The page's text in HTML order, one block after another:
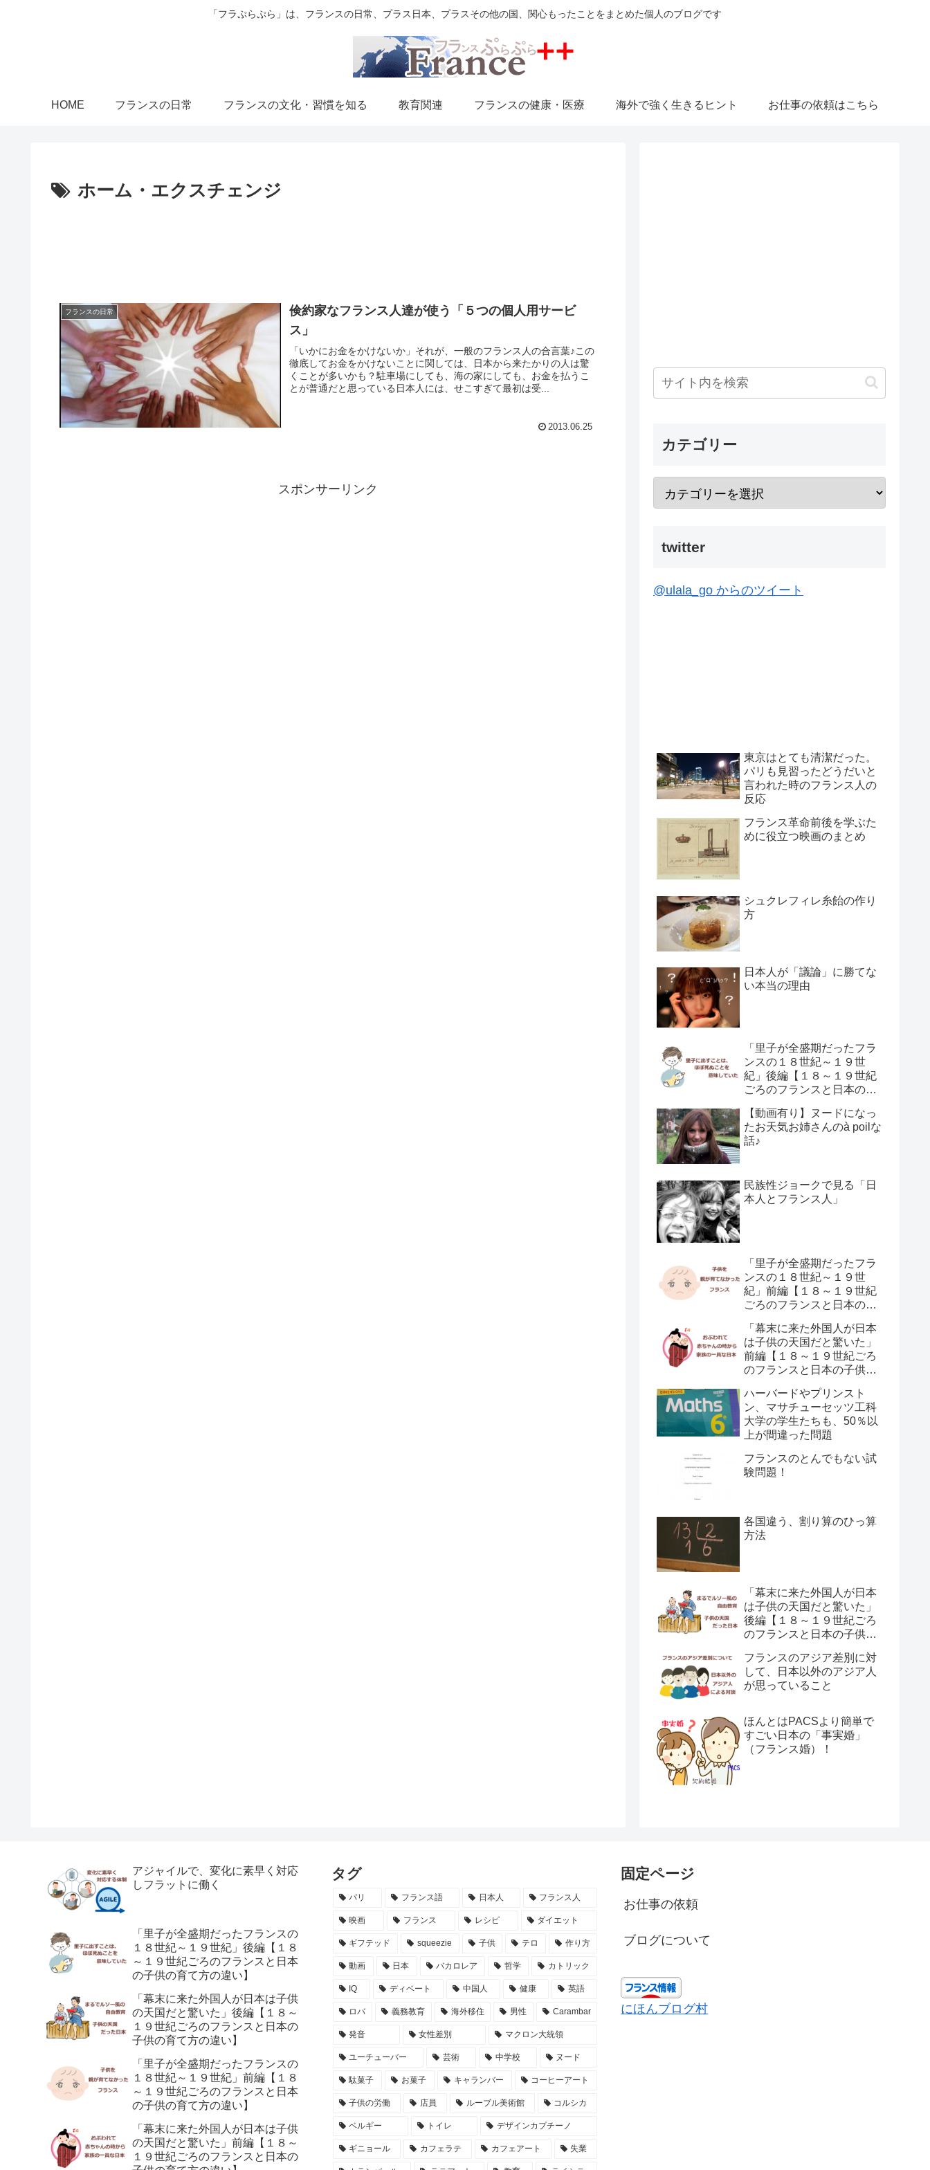
「フラぷらぷら」は、フランスの日常、プラス日本、プラスその他の国、関心もったことをまとめた個人のブログです
HOME フランスの日常 フランスの文化・習慣を知る 教育関連 フランスの健康・医療 海外で強く生きるヒント お仕事の依頼はこちら
ホーム・エクスチェンジ
フランスの日常
倹約家なフランス人達が使う「５つの個人用サービ
ス」
「いかにお金をかけないか」それが、一般のフランス人の合言葉♪この
徹底してお金をかけないことに関しては、日本から来たかりの人は驚
くことが多いかも？駐車場にしても、海の家にしても、お金を払うこ
とが普通だと思っている日本人には、せこすぎて最初は受...
2013.06.25
スポンサーリンク
カテゴリー
twitter
@ulala_go からのツイート
東京はとても清潔だった。
パリも見習ったどうだいと
言われた時のフランス人の
反応
フランス革命前後を学ぶた
めに役立つ映画のまとめ
シュクレフィレ糸飴の作り
方
日本人が「議論」に勝てな
い本当の理由
「里子が全盛期だったフラ
ンスの１８世紀～１９世
紀」後編【１８～１９世紀
ごろのフランスと日本の子
【動画有り】ヌードになっ
たお天気お姉さんのà poilな
話♪
民族性ジョークで見る「日
本人とフランス人」
「里子が全盛期だったフラ
ンスの１８世紀～１９世
紀」前編【１８～１９世紀
ごろのフランスと日本の子
「幕末に来た外国人が日本
は子供の天国だと驚いた」
前編【１８～１９世紀ごろ
のフランスと日本の子供の
ハーバードやプリンスト
ン、マサチューセッツ工科
大学の学生たちも、50％以
上が間違った問題
フランスのとんでもない試
験問題！
各国違う、割り算のひっ算
方法
「幕末に来た外国人が日本
は子供の天国だと驚いた」
後編【１８～１９世紀ごろ
のフランスと日本の子供の
フランスのアジア差別に対
して、日本以外のアジア人
が思っていること
ほんとはPACSより簡単で
すごい日本の「事実婚」
（フランス婚）！
アジャイルで、変化に素早く対応
しフラットに働く
「里子が全盛期だったフランスの
１８世紀～１９世紀」後編【１８
～１９世紀ごろのフランスと日本
の子供の育て方の違い】
「幕末に来た外国人が日本は子供
の天国だと驚いた」後編【１８～
１９世紀ごろのフランスと日本の
子供の育て方の違い】
「里子が全盛期だったフランスの
１８世紀～１９世紀」前編【１８
～１９世紀ごろのフランスと日本
の子供の育て方の違い】
「幕末に来た外国人が日本は子供
の天国だと驚いた」前編【１８～
１９世紀ごろのフランスと日本の
タグ
パリ フランス語 日本人 フランス人
映画 フランス レシピ ダイエット
ギフテッド squeezie 子供 テロ 作り方
動画 日本 バカロレア 哲学 カトリック
IQ ディベート 中国人 健康 英語
ロバ 義務教育 海外移住 男性 Carambar
発音 女性差別 マクロン大統領
ユーチューバー 芸術 中学校 ヌード
駄菓子 お菓子 キャランバー コーヒーアート
子供の労働 店員 ルーブル美術館 コルシカ
ベルギー トイレ デザインカプチーノ
ギニョール カフェラテ カフェアート 失業
固定ページ
お仕事の依頼
ブログについて
にほんブログ村